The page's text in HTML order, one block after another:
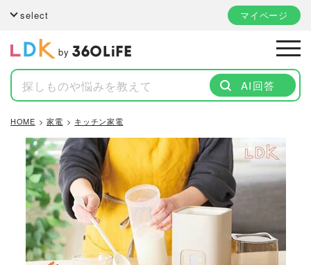
select マイページ
by
AI回答
HOME 家電 キッチン家電